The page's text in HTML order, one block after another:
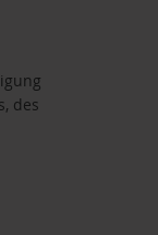
des